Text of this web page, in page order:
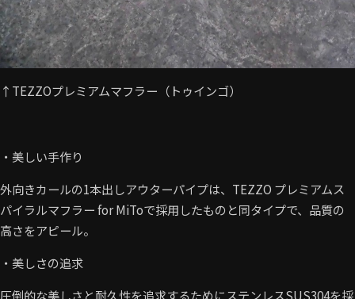
↑TEZZOプレミアムマフラー（トゥインゴ）
・美しい手作り
外向きカールの1本出しアウターパイプは、TEZZO プレミアムス
パイラルマフラー for MiToで採用したものと同タイプで、品質の
高さをアピール。
・美しさの追求
圧倒的な美しさと耐久性を追求するためにステンレスSUS304を採